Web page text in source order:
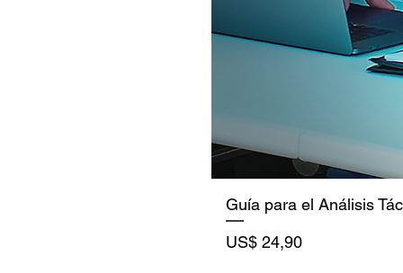
Guía para el Análisis
Precio
US$ 24,90